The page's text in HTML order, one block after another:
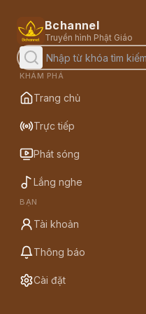
Bchannel
Truyền hình Phật Giáo
KHÁM PHÁ
Trang chủ
Trực tiếp
Phát sóng
Lắng nghe
BẠN
Tài khoản
Thông báo
Cài đặt